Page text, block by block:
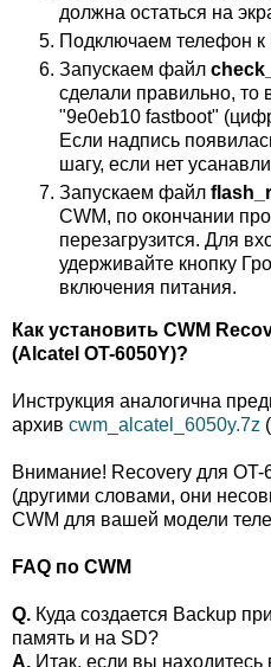
должна остаться на
Подключаем телефон
Запускаем файл
сделали правильно, то
"9e0eb10 fastboot"
Если надпись
шагу, если нет
Запускаем файл
CWM, по окончании
перезагрузится. Для
удерживайте кнопку
включения питания.
Как установить CWM
(Alcatel OT-6050Y)?
Инструкция аналогична
архив cwm_alcatel_6050y.7z
Внимание! Recovery для
(другими словами, они
CWM для вашей модели
FAQ по CWM
Q. Куда создается Backup
память и на SD?
A. Итак, если вы находитесь